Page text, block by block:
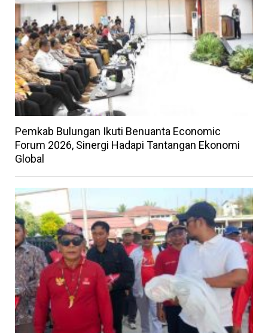
Pemkab Bulungan Ikuti Benuanta Economic
Forum 2026, Sinergi Hadapi Tantangan Ekonomi
Global